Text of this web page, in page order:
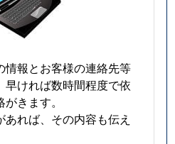
情報とお客様の連絡先等
早ければ数時間程度で依
きます。
れば、その内容も伝え